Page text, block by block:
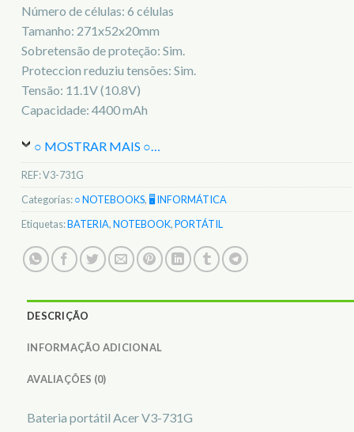
Número de células: 6 células
Tamanho: 271x52x20mm
Sobretensão de proteção: Sim.
Proteccion reduziu tensões: Sim.
Tensão: 11.1V (10.8V)
Capacidade: 4400 mAh
○ MOSTRAR MAIS ○…
REF:V3-731G
Categorias:○ NOTEBOOKS, 🖥️ INFORMÁTICA
Etiquetas:BATERIA,NOTEBOOK,PORTÁTIL
DESCRIÇÃO
INFORMAÇÃO ADICIONAL
AVALIAÇÕES (0)
Bateria portátil Acer V3-731G